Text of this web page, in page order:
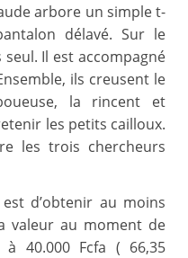
arbore un simple t-
délavé. Sur le
seul. Il est accompagné
ils creusent le
la rincent et
les petits cailloux.
les trois chercheurs
d’obtenir au moins
valeur au moment de
40.000 Fcfa ( 66,35